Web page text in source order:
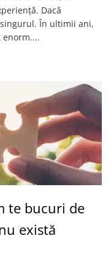
Dacă
În ultimii ani,
te bucuri de
există